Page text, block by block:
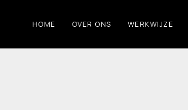
HOME OVER ONS WERKWIJZE